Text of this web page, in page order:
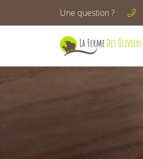
Une question ?
Les Oliviers
18100 Vierzon
02 48 75 17 94